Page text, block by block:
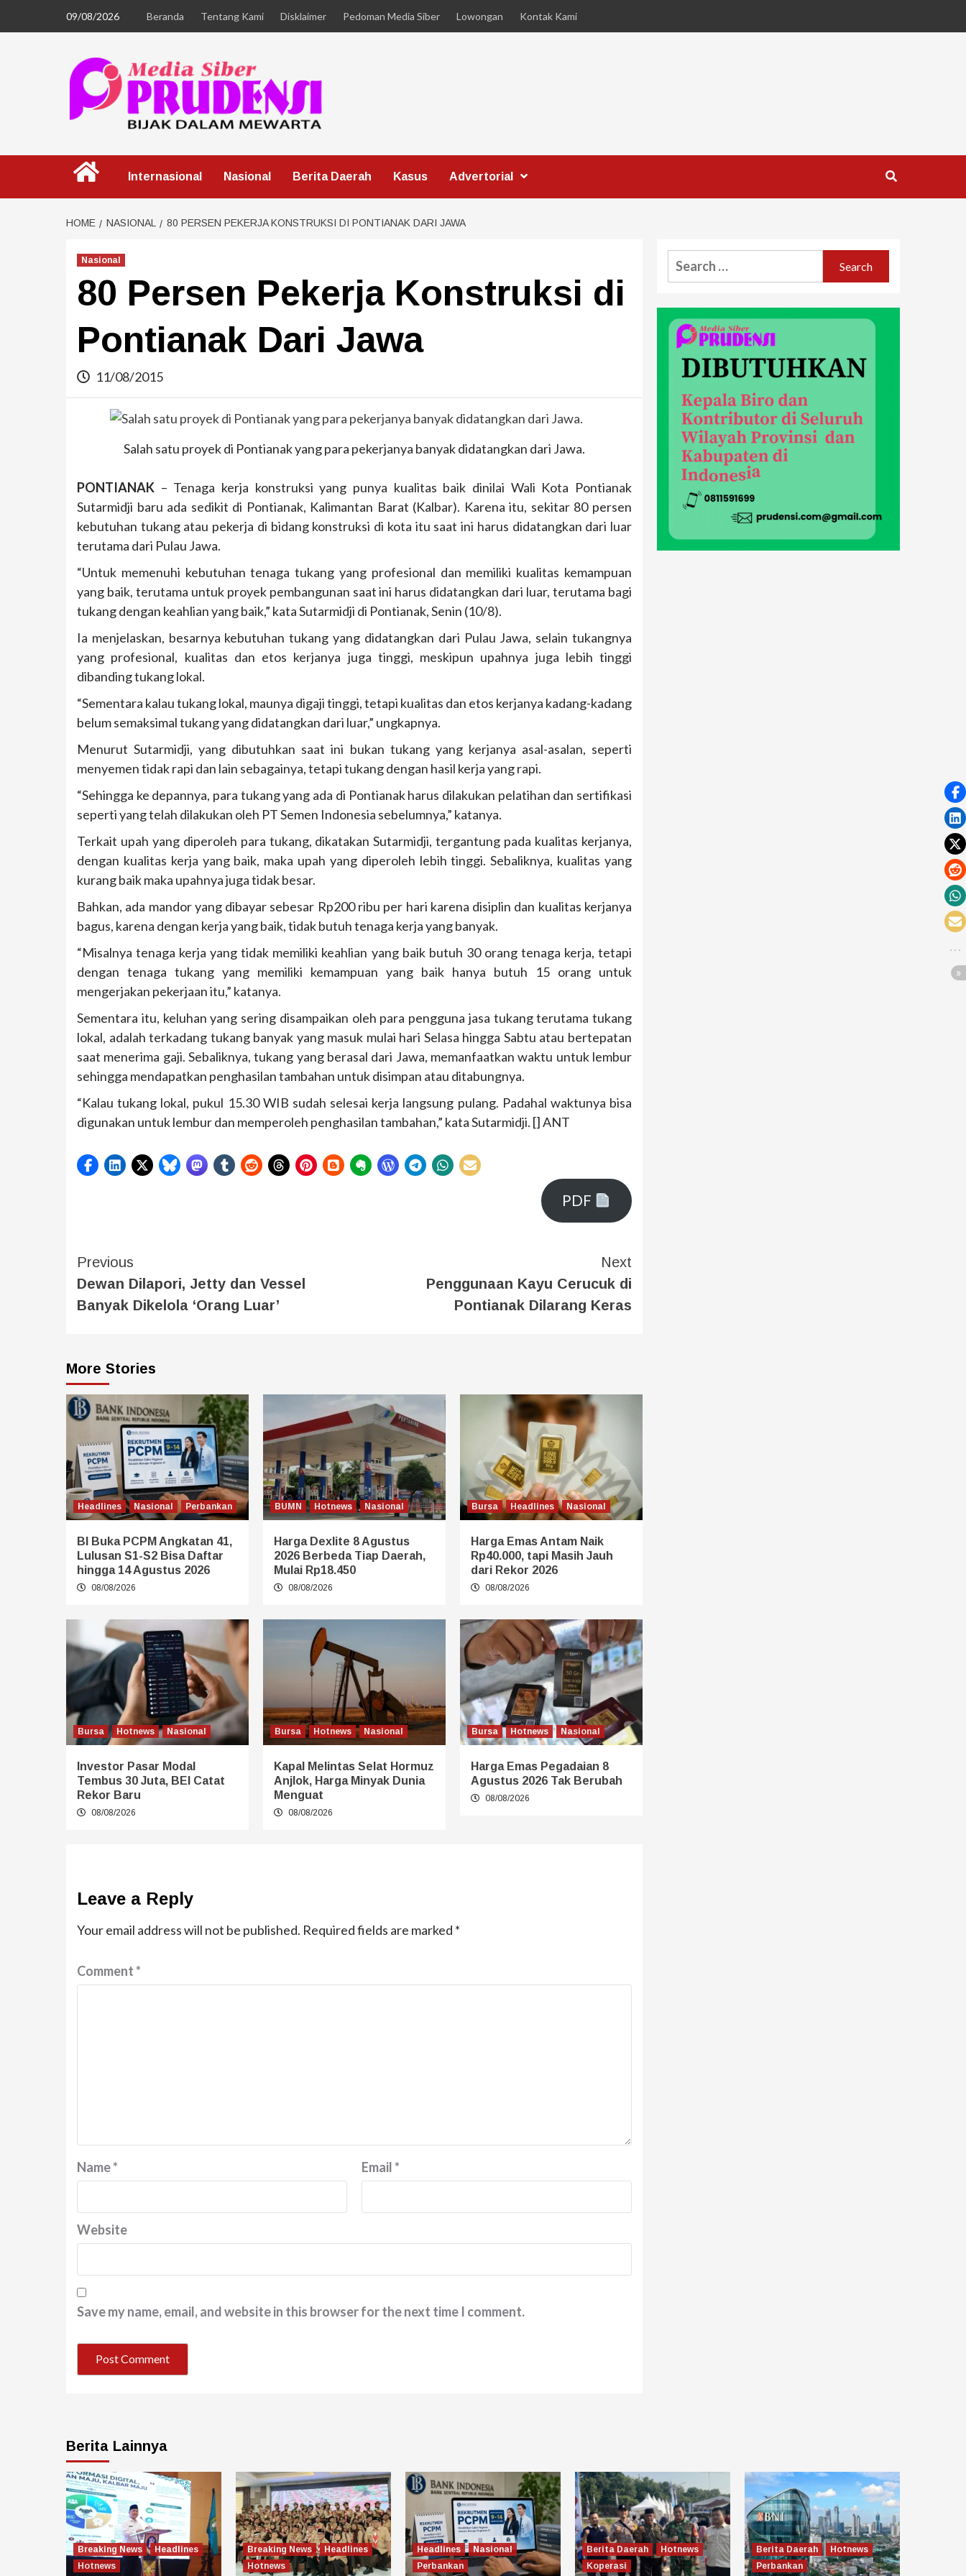
09/08/2026 Beranda Tentang Kami Disklaimer Pedoman Media Siber Lowongan Kontak Kami
Internasional Nasional Berita Daerah Kasus Advertorial
HOME NASIONAL 80 PERSEN PEKERJA KONSTRUKSI DI PONTIANAK DARI JAWA
Nasional
80 Persen Pekerja Konstruksi di
Pontianak Dari Jawa
11/08/2015
Salah satu proyek di Pontianak yang para pekerjanya banyak didatangkan dari Jawa.
PONTIANAK – Tenaga kerja konstruksi yang punya kualitas baik dinilai Wali Kota Pontianak
Sutarmidji baru ada sedikit di Pontianak, Kalimantan Barat (Kalbar). Karena itu, sekitar 80 persen
kebutuhan tukang atau pekerja di bidang konstruksi di kota itu saat ini harus didatangkan dari luar
terutama dari Pulau Jawa.
“Untuk memenuhi kebutuhan tenaga tukang yang profesional dan memiliki kualitas kemampuan
yang baik, terutama untuk proyek pembangunan saat ini harus didatangkan dari luar, terutama bagi
tukang dengan keahlian yang baik,” kata Sutarmidji di Pontianak, Senin (10/8).
Ia menjelaskan, besarnya kebutuhan tukang yang didatangkan dari Pulau Jawa, selain tukangnya
yang profesional, kualitas dan etos kerjanya juga tinggi, meskipun upahnya juga lebih tinggi
dibanding tukang lokal.
“Sementara kalau tukang lokal, maunya digaji tinggi, tetapi kualitas dan etos kerjanya kadang-kadang
belum semaksimal tukang yang didatangkan dari luar,” ungkapnya.
Menurut Sutarmidji, yang dibutuhkan saat ini bukan tukang yang kerjanya asal-asalan, seperti
menyemen tidak rapi dan lain sebagainya, tetapi tukang dengan hasil kerja yang rapi.
“Sehingga ke depannya, para tukang yang ada di Pontianak harus dilakukan pelatihan dan sertifikasi
seperti yang telah dilakukan oleh PT Semen Indonesia sebelumnya,” katanya.
Terkait upah yang diperoleh para tukang, dikatakan Sutarmidji, tergantung pada kualitas kerjanya,
dengan kualitas kerja yang baik, maka upah yang diperoleh lebih tinggi. Sebaliknya, kualitas yang
kurang baik maka upahnya juga tidak besar.
Bahkan, ada mandor yang dibayar sebesar Rp200 ribu per hari karena disiplin dan kualitas kerjanya
bagus, karena dengan kerja yang baik, tidak butuh tenaga kerja yang banyak.
“Misalnya tenaga kerja yang tidak memiliki keahlian yang baik butuh 30 orang tenaga kerja, tetapi
dengan tenaga tukang yang memiliki kemampuan yang baik hanya butuh 15 orang untuk
mengerjakan pekerjaan itu,” katanya.
Sementara itu, keluhan yang sering disampaikan oleh para pengguna jasa tukang terutama tukang
lokal, adalah terkadang tukang banyak yang masuk mulai hari Selasa hingga Sabtu atau bertepatan
saat menerima gaji. Sebaliknya, tukang yang berasal dari Jawa, memanfaatkan waktu untuk lembur
sehingga mendapatkan penghasilan tambahan untuk disimpan atau ditabungnya.
“Kalau tukang lokal, pukul 15.30 WIB sudah selesai kerja langsung pulang. Padahal waktunya bisa
digunakan untuk lembur dan memperoleh penghasilan tambahan,” kata Sutarmidji. [] ANT
PDF
Previous
Dewan Dilapori, Jetty dan Vessel
Banyak Dikelola ‘Orang Luar’
Next
Penggunaan Kayu Cerucuk di
Pontianak Dilarang Keras
More Stories
Headlines Nasional Perbankan
BI Buka PCPM Angkatan 41,
Lulusan S1-S2 Bisa Daftar
hingga 14 Agustus 2026
08/08/2026
BUMN Hotnews Nasional
Harga Dexlite 8 Agustus
2026 Berbeda Tiap Daerah,
Mulai Rp18.450
08/08/2026
Bursa Headlines Nasional
Harga Emas Antam Naik
Rp40.000, tapi Masih Jauh
dari Rekor 2026
08/08/2026
Bursa Hotnews Nasional
Investor Pasar Modal
Tembus 30 Juta, BEI Catat
Rekor Baru
08/08/2026
Bursa Hotnews Nasional
Kapal Melintas Selat Hormuz
Anjlok, Harga Minyak Dunia
Menguat
08/08/2026
Bursa Hotnews Nasional
Harga Emas Pegadaian 8
Agustus 2026 Tak Berubah
08/08/2026
Leave a Reply
Your email address will not be published. Required fields are marked *
Comment*
Name* Email*
Website
Save my name, email, and website in this browser for the next time I comment.
Berita Lainnya
Breaking News
Headlines
Hotnews
Breaking News
Headlines
Hotnews
Headlines
Nasional
Perbankan
Berita Daerah
Hotnews
Koperasi
Berita Daerah
Hotnews
Perbankan